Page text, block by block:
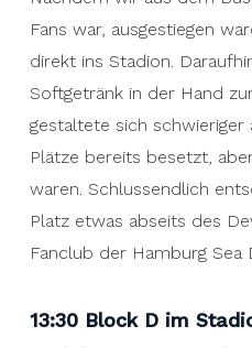
Fans war, ausgestiegen
direkt ins Stadion.
Softgetränk in der Hand
gestaltete sich
Plätze bereits besetzt,
waren. Schlussendlich
Platz etwas abseits des
Fanclub der Hamburg Sea
13:30 Block D im